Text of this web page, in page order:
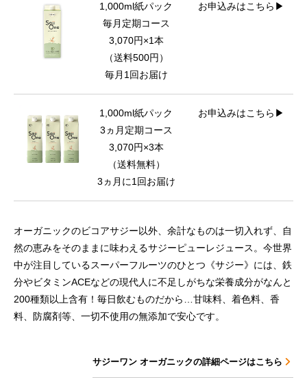
1,000ml紙パック
毎月定期コース
3,070円×1本
（送料500円）
毎月1回お届け
お申込みはこちら▶
1,000ml紙パック
3ヵ月定期コース
3,070円×3本
（送料無料）
3ヵ月に1回お届け
お申込みはこちら▶
オーガニックのビコアサジー以外、余計なものは一切入れず、自
然の恵みをそのままに味わえるサジーピューレジュース。今世界
中が注目しているスーパーフルーツのひとつ《サジー》には、鉄
分やビタミンACEなどの現代人に不足しがちな栄養成分がなんと
200種類以上含有！毎日飲むものだから…甘味料、着色料、香
料、防腐剤等、一切不使用の無添加で安心です。
サジーワン オーガニックの詳細ページはこちら